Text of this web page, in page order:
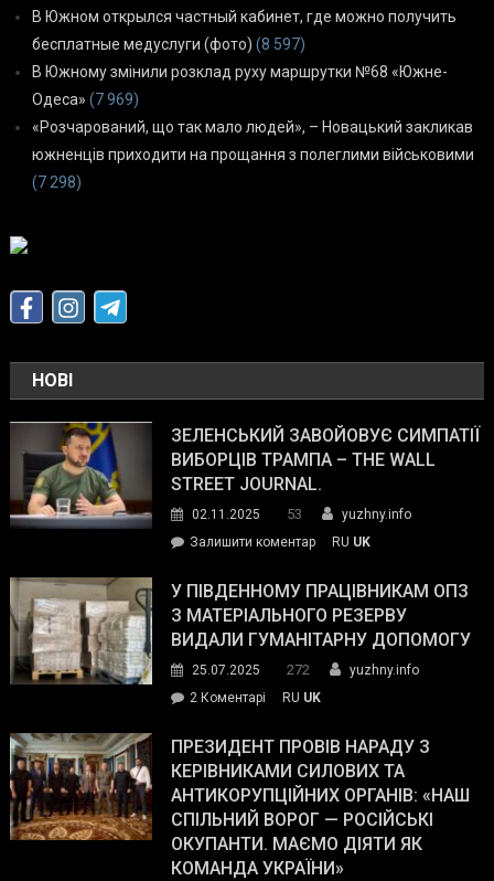
В Южном открылся частный кабинет, где можно получить
бесплатные медуслуги (фото) (8 597)
В Южному змінили розклад руху маршрутки №68 «Южне-
Одеса» (7 969)
«Розчарований, що так мало людей», – Новацький закликав
южненців приходити на прощання з полеглими військовими
(7 298)
НОВІ
ЗЕЛЕНСЬКИЙ ЗАВОЙОВУЄ СИМПАТІЇ
ВИБОРЦІВ ТРАМПА – THE WALL
STREET JOURNAL.
02.11.2025 53
yuzhny.info
Залишити коментарon
завойовує
симпатії
виборців
The
Street
Journal.
RU UK
У ПІВДЕННОМУ ПРАЦІВНИКАМ ОПЗ
З МАТЕРІАЛЬНОГО РЕЗЕРВУ
ВИДАЛИ ГУМАНІТАРНУ ДОПОМОГУ
25.07.2025 272
yuzhny.info
2 Коментарі
Південному
працівникам
ОПЗ
з
матеріального
резерву
RU UK
ПРЕЗИДЕНТ ПРОВІВ НАРАДУ З
КЕРІВНИКАМИ СИЛОВИХ ТА
АНТИКОРУПЦІЙНИХ ОРГАНІВ: «НАШ
СПІЛЬНИЙ ВОРОГ — РОСІЙСЬКІ
ОКУПАНТИ. МАЄМО ДІЯТИ ЯК
КОМАНДА УКРАЇНИ»